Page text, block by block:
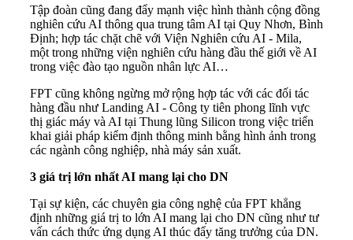
Tập đoàn cũng đang đẩy mạnh việc hình thành cộng đồng
nghiên cứu AI thông qua trung tâm AI tại Quy Nhơn, Bình
Định; hợp tác chặt chẽ với Viện Nghiên cứu AI - Mila,
một trong những viện nghiên cứu hàng đầu thế giới về AI
trong việc đào tạo nguồn nhân lực AI…
FPT cũng không ngừng mở rộng hợp tác với các đối tác
hàng đầu như Landing AI - Công ty tiên phong lĩnh vực
thị giác máy và AI tại Thung lũng Silicon trong việc triển
khai giải pháp kiểm định thông minh bằng hình ảnh trong
các ngành công nghiệp, nhà máy sản xuất.
3 giá trị lớn nhất AI mang lại cho DN
Tại sự kiện, các chuyên gia công nghệ của FPT khẳng
định những giá trị to lớn AI mang lại cho DN cũng như tư
vấn cách thức ứng dụng AI thúc đẩy tăng trưởng của DN.